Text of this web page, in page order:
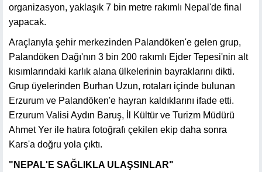
organizasyon, yaklaşık 7 bin metre rakımlı Nepal'de final
yapacak.
Araçlarıyla şehir merkezinden Palandöken'e gelen grup,
Palandöken Dağı'nın 3 bin 200 rakımlı Ejder Tepesi'nin alt
kısımlarındaki karlık alana ülkelerinin bayraklarını dikti.
Grup üyelerinden Burhan Uzun, rotaları içinde bulunan
Erzurum ve Palandöken'e hayran kaldıklarını ifade etti.
Erzurum Valisi Aydın Baruş, İl Kültür ve Turizm Müdürü
Ahmet Yer ile hatıra fotoğrafı çekilen ekip daha sonra
Kars'a doğru yola çıktı.
"NEPAL'E SAĞLIKLA ULAŞSINLAR"